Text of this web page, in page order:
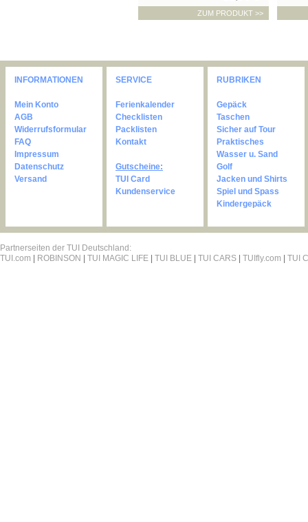
ZUM PRODUKT >>
INFORMATIONEN
Mein Konto
AGB
Widerrufsformular
FAQ
Impressum
Datenschutz
Versand
SERVICE
Ferienkalender
Checklisten
Packlisten
Kontakt
Gutscheine:
TUI Card
Kundenservice
RUBRIKEN
Gepäck
Taschen
Sicher auf Tour
Praktisches
Wasser u. Sand
Golf
Jacken und Shirts
Spiel und Spass
Kindergepäck
Partnerseiten der TUI Deutschland:
TUI.com
ROBINSON TUI MAGIC LIFE TUI BLUE TUI CARS TUIfly.com TUI